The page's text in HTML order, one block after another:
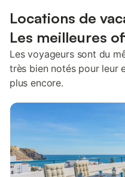
Locations de
Les meilleures
Les voyageurs sont du
très bien notés pour leur
plus encore.